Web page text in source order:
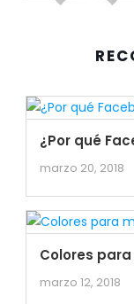
¿Por qué
marzo 20, 2018
Colores
marzo 12, 2018